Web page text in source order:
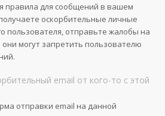
правила для сообщений в вашем
оскорбительные личные
пользователя, отправьте жалобы на
могут запретить пользователю
email от кого-то с этой
отправки email на данной